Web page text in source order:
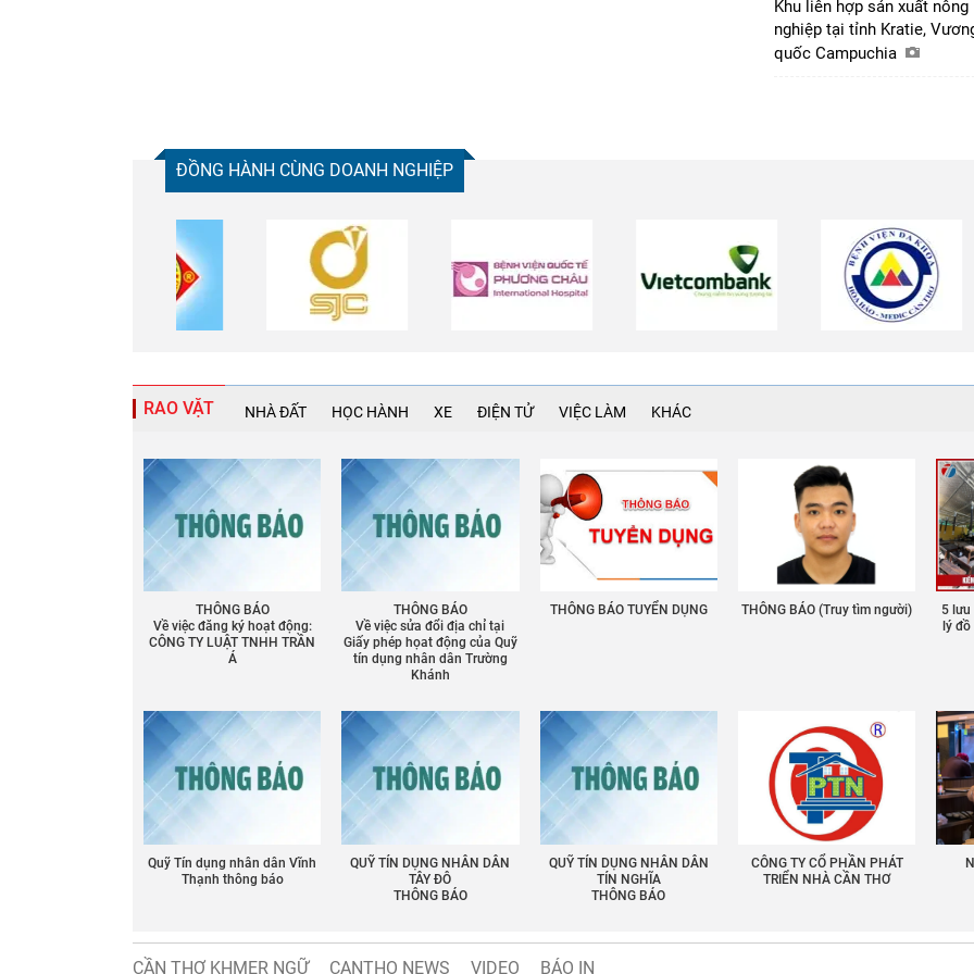
Khu liên hợp sản xuất nông
nghiệp tại tỉnh Kratie,
quốc Campuchia
ĐỒNG HÀNH CÙNG DOANH NGHIỆP
RAO VẶT NHÀ ĐẤT HỌC HÀNH XE ĐIỆN TỬ VIỆC LÀM KHÁC
THÔNG BÁO
Về việc đăng ký hoạt động:
CÔNG TY LUẬT TNHH TRẦN
Á
THÔNG BÁO
Về việc sửa đổi địa chỉ tại
Giấy phép họat động của Quỹ
tín dụng nhân dân Trường
Khánh
THÔNG BÁO TUYỂN DỤNG THÔNG BÁO (Truy tìm người)
5
lý
Quỹ Tín dụng nhân dân Vĩnh
Thạnh thông báo
QUỸ TÍN DỤNG NHÂN DÂN
TÂY ĐÔ
THÔNG BÁO
QUỸ TÍN DỤNG NHÂN DÂN
TÍN NGHĨA
THÔNG BÁO
CÔNG TY CỔ PHẦN PHÁT
TRIỂN NHÀ CẦN THƠ
CẦN THƠ KHMER NGỮ CANTHO NEWS VIDEO BÁO IN